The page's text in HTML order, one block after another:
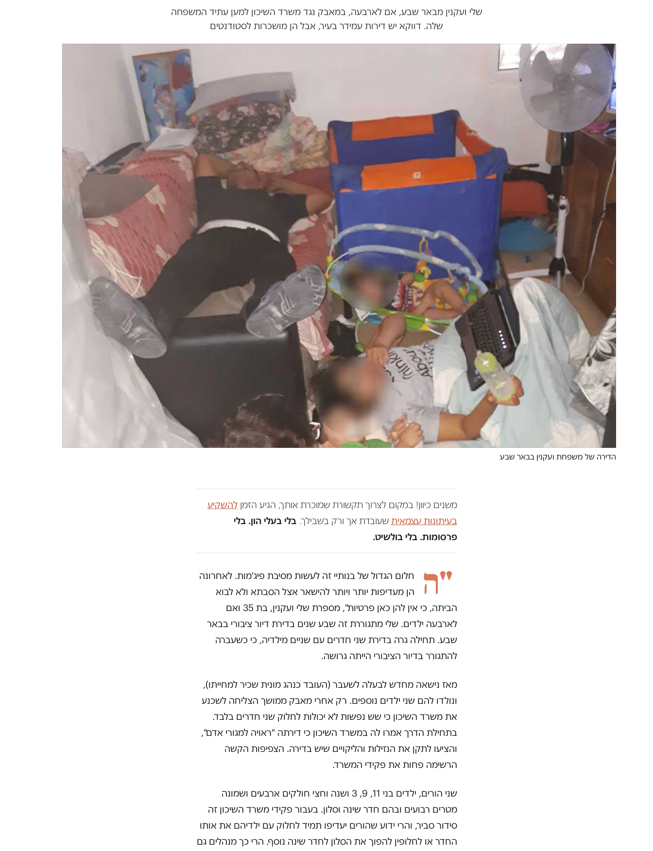
שלי ועקנין מבאר שבע, אם לארבעה, במאבק נגד משרד השיכון למען עתיד המשפחה
שלה. דווקא יש דירות עמידר בעיר, אבל הן מושכרות לסטודנטים
הדירה של משפחת ועקנין בבאר שבע
משנים כיוון! במקום לצרוך תקשורת שמוכרת אותך, הגיע הזמןלהשקיע
בעיתונות עצמאית שעובדת אך ורק בשבילך. בלי בעלי הון. בלי
פרסומות. בלי בולשיט.
"ה
חלום הגדול של בנותיי זה לעשות מסיבת פיג'מות. לאחרונה
הן מעדיפות יותר ויותר להישאר אצל הסבתא ולא לבוא
הביתה, כי אין להן כאן פרטיות", מספרת שלי ועקנין, בת 35 ואם
לארבעה ילדים. שלי מתגוררת זה שבע שנים בדירת דיור ציבורי בבאר
שבע. תחילה גרה בדירת שני חדרים עם שניים מילדיה, כי כשעברה
להתגורר בדיור הציבורי הייתה גרושה.
מאז נישאה מחדש לבעלה לשעבר (העובד כנהג מונית שכיר למחייתו),
ונולדו להם שני ילדים נוספים. רק אחרי מאבק ממושך הצליחה לשכנע
את משרד השיכון כי שש נפשות לא יכולות לחלוק שני חדרים בלבד.
בתחילת הדרך אמרו לה במשרד השיכון כי דירתה "ראויה למגורי אדם",
והציעו לתקן את הנזילות והליקויים שיש בדירה. הצפיפות הקשה
הרשימה פחות את פקידי המשרד.
שני הורים, ילדים בני 11, 9, 3 ושנה וחצי חולקים ארבעים ושמונה
מטרים רבועים ובהם חדר שינה וסלון. בעבור פקידי משרד השיכון זה
סידור סביר, והרי ידוע שהורים יעדיפו תמיד לחלוק עם ילדיהם את אותו
החדר או לחלופין להפוך את הסלון לחדר שינה נוסף. הרי כך מנהלים גם